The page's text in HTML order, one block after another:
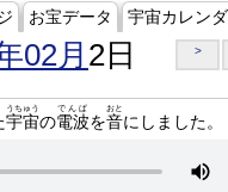
お宝データ 宇宙カレン
02月 2日 >
宇宙
うちゅう
の電波
でんぱ
を音
おと
にしました。